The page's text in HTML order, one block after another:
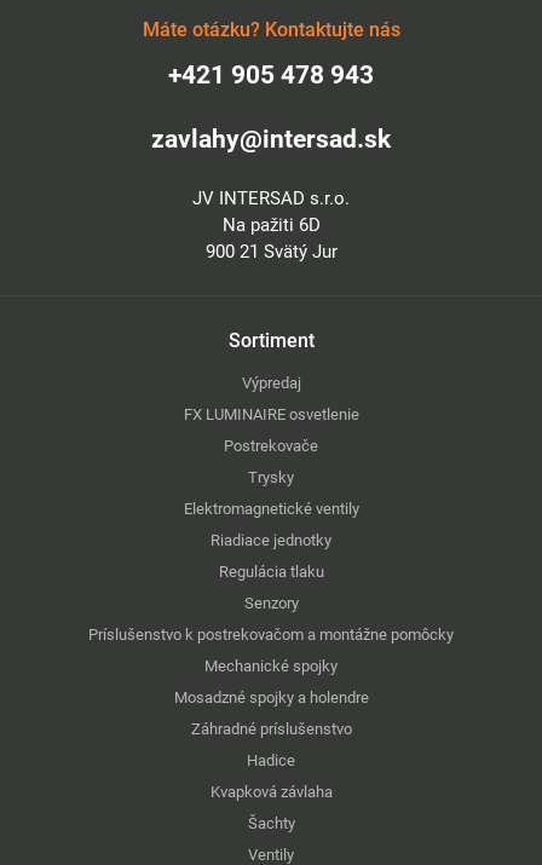
Máte otázku? Kontaktujte nás
+421 905 478 943
zavlahy@intersad.sk
JV INTERSAD s.r.o.
Na pažiti 6D
900 21 Svätý Jur
Sortiment
Výpredaj
FX LUMINAIRE osvetlenie
Postrekovače
Trysky
Elektromagnetické ventily
Riadiace jednotky
Regulácia tlaku
Senzory
Príslušenstvo k postrekovačom a montážne pomôcky
Mechanické spojky
Mosadzné spojky a holendre
Záhradné príslušenstvo
Hadice
Kvapková závlaha
Šachty
Ventily